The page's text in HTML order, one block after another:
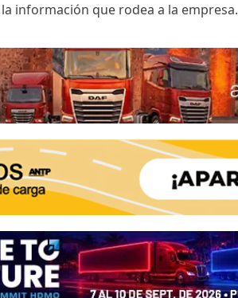
información que rodea a la empresa.